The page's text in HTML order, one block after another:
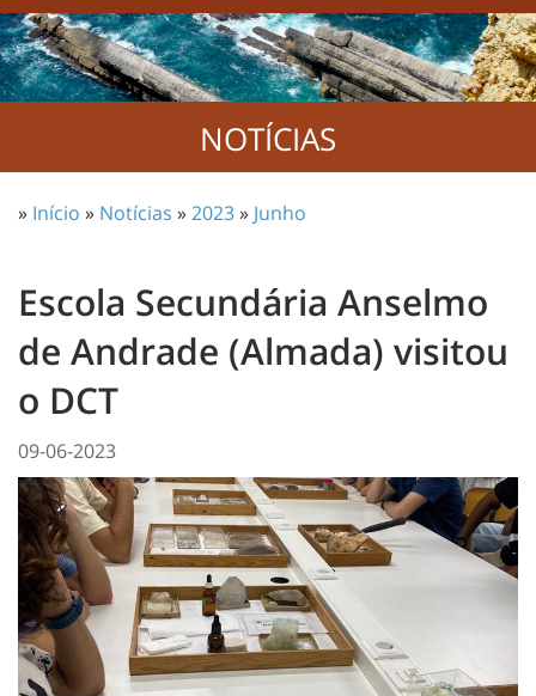
NOTÍCIAS
» Início » Notícias »2023» Junho
Escola Secundária Anselmo
de Andrade (Almada) visitou
o DCT
09-06-2023